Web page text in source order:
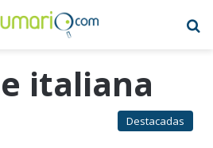
italiana
Destacadas